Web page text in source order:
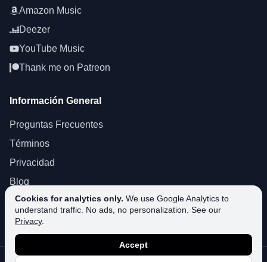
Cookies for analytics only. We use Google Analytics to
understand traffic. No ads, no personalization. See our
Privacy.
Accept
Amazon Music
Deezer
YouTube Music
Thank me on Patreon
Información General
Preguntas Frecuentes
Términos
Privacidad
Blog
About SoundPlusUA
Soporte